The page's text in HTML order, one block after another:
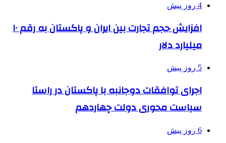
4 روز پیش
افزایش حجم تجارت بین ایران و پاکستان به رقم ۱۰
میلیارد دلار
5 روز پیش
اجرای توافقات دوجانبه با پاکستان در راستا
سیاست محوری دولت چهاردهم
6 روز پیش